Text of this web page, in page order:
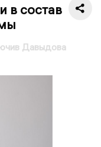
в состав
Давыдова